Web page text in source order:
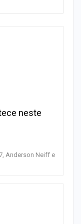
neste
Anderson Neiff e